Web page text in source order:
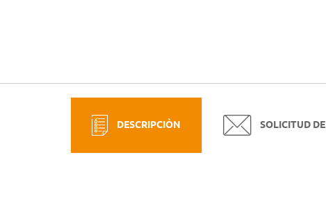
DESCRIPCIÒN SOLICITUD